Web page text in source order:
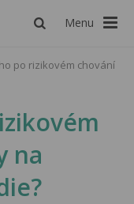
Menu
po rizikovém chování
na